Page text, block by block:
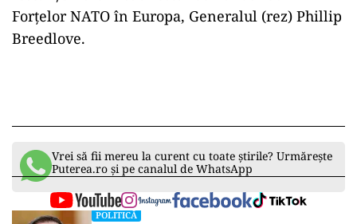
Forumul este organizat în parteneriat cu
Ministerul Apărării Naționale, având ca
Diplomație Publică a NATO. Sunt invitați experți
de renume mondial, cum ar fi economistul
Nouriel Roubini, Generalul (rez) David Petraues,